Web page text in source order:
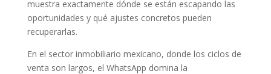
muestra exactamente dónde se están escapando las
oportunidades y qué ajustes concretos pueden
recuperarlas.
En el sector inmobiliario mexicano, donde los ciclos de
venta son largos, el WhatsApp domina la